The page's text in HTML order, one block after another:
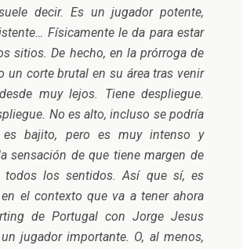
decir. Es un jugador potente,
Físicamente le da para estar
sitios. De hecho, en la prórroga de
un corte brutal en su área tras venir
muy lejos. Tiene despliegue.
No es alto, incluso se podría
bajito, pero es muy intenso y
sensación de que tiene margen de
todos los sentidos. Así que sí, es
el contexto que va a tener ahora
de Portugal con Jorge Jesus
jugador importante. O, al menos,